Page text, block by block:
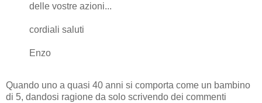
delle vostre azioni...
cordiali saluti
Enzo
Quando uno a quasi 40 anni si comporta come un bambino
di 5, dandosi ragione da solo scrivendo dei commenti